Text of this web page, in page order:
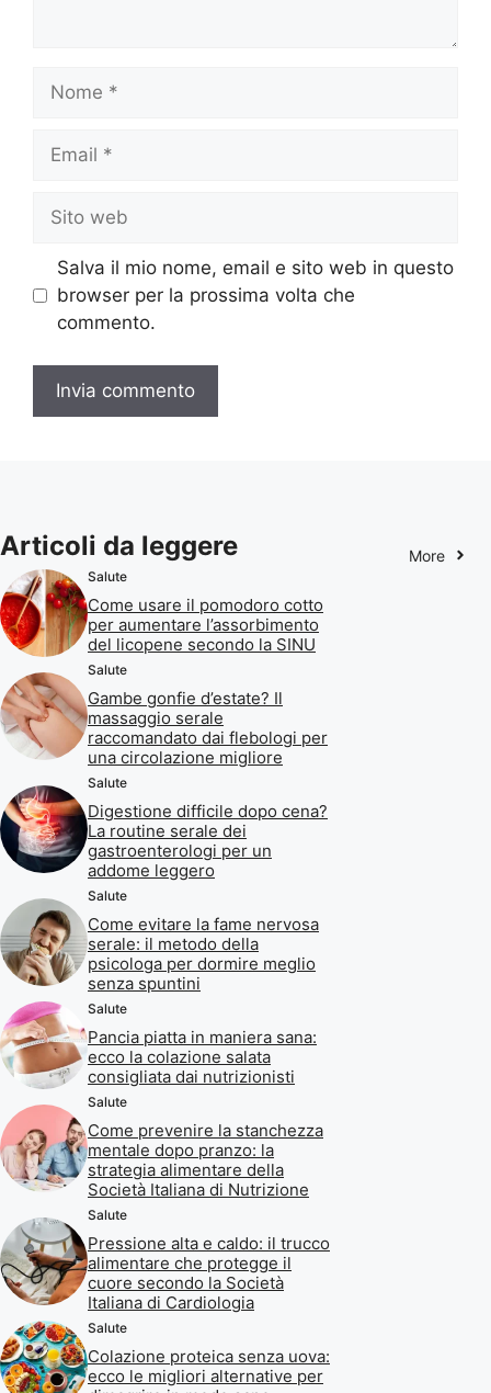
Nome
Email
Sito
web
Salva il mio nome, email e sito web in questo
browser per la prossima volta che
commento.
Articoli da leggere More
Salute
Come usare il pomodoro cotto
per aumentare l’assorbimento
del licopene secondo la SINU
Salute
Gambe gonfie d’estate? Il
massaggio serale
raccomandato dai flebologi per
una circolazione migliore
Salute
Digestione difficile dopo cena?
La routine serale dei
gastroenterologi per un
addome leggero
Salute
Come evitare la fame nervosa
serale: il metodo della
psicologa per dormire meglio
senza spuntini
Salute
Pancia piatta in maniera sana:
ecco la colazione salata
consigliata dai nutrizionisti
Salute
Come prevenire la stanchezza
mentale dopo pranzo: la
strategia alimentare della
Società Italiana di Nutrizione
Salute
Pressione alta e caldo: il trucco
alimentare che protegge il
cuore secondo la Società
Italiana di Cardiologia
Salute
Colazione proteica senza uova:
ecco le migliori alternative per